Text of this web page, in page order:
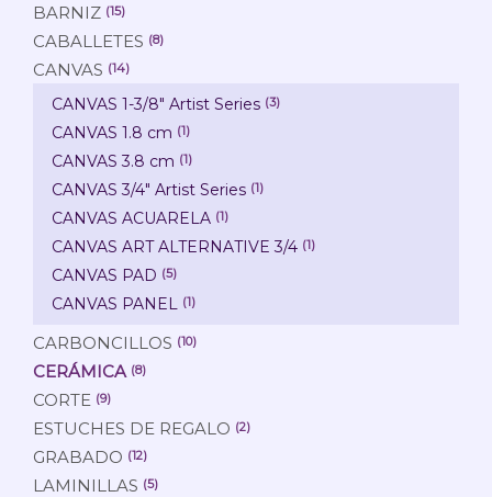
BARNIZ (15)
CABALLETES (8)
CANVAS (14)
CANVAS 1-3/8" Artist Series (3)
CANVAS 1.8 cm (1)
CANVAS 3.8 cm (1)
CANVAS 3/4" Artist Series (1)
CANVAS ACUARELA (1)
CANVAS ART ALTERNATIVE 3/4 (1)
CANVAS PAD (5)
CANVAS PANEL (1)
CARBONCILLOS (10)
CERÁMICA (8)
CORTE (9)
ESTUCHES DE REGALO (2)
GRABADO (12)
LAMINILLAS (5)